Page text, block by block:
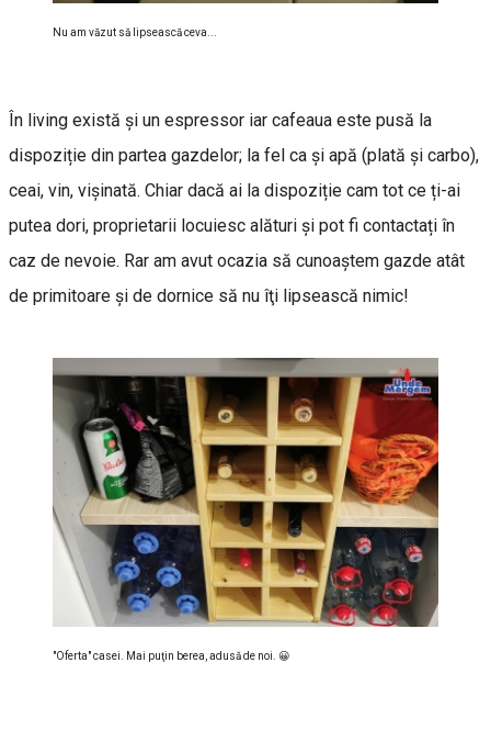
Nu am văzut să lipsească ceva...
În living există și un espressor iar cafeaua este pusă la
dispoziție din partea gazdelor; la fel ca și apă (plată și carbo),
ceai, vin, vișinată. Chiar dacă ai la dispoziție cam tot ce ți-ai
putea dori, proprietarii locuiesc alături și pot fi contactați în
caz de nevoie. Rar am avut ocazia să cunoaştem gazde atât
de primitoare şi de dornice să nu îţi lipsească nimic!
"Oferta" casei. Mai puţin berea, adusă de noi. 😀